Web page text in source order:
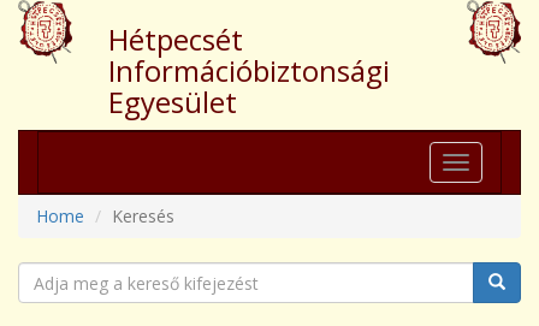
Hétpecsét
Információbiztonsági
Egyesület
Toggle
navigation
Home
Keresés